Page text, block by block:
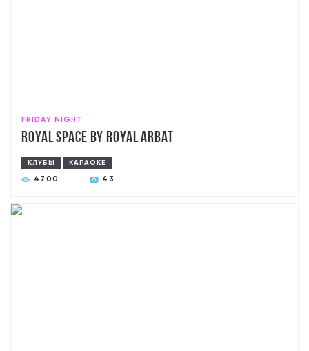
FRIDAY NIGHT
Royal Space by Royal Arbat
КЛУБЫ КАРАОКЕ
4700 43